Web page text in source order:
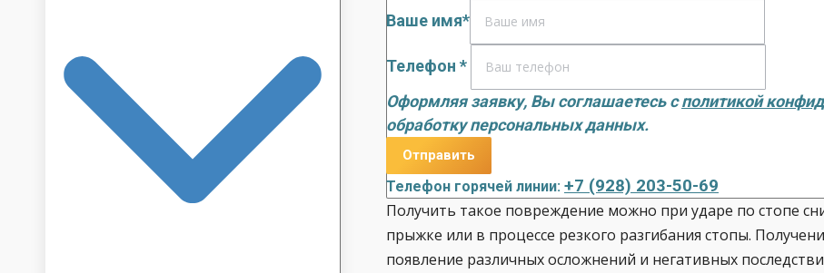
Ваше имя*
Телефон *
Оформляя заявку, Вы соглашаетесь сполитикой
обработку персональных данных.
Телефон горячей линии: +7 (928) 203-50-69
Получить такое повреждение можно при ударе по стопе
прыжке или в процессе резкого разгибания стопы.
появление различных осложнений и негативных